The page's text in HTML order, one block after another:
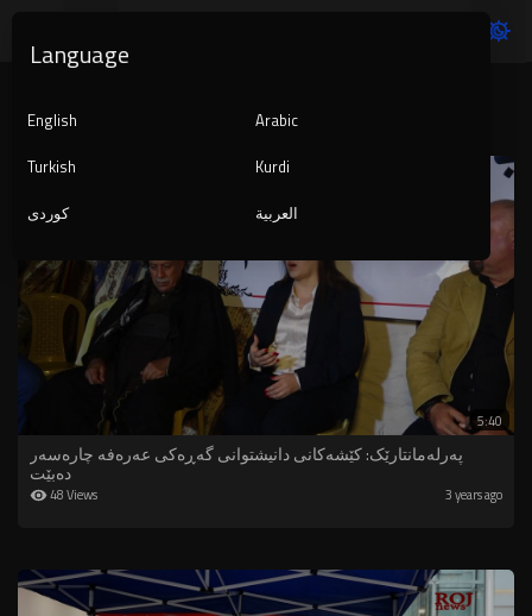
Latest videos
5:40
پەرلەمانتارێک: کێشەکانی دانیشتوانی گەڕەکی عەرەفە چارەسەر
دەبێت
48 Views 3 years ago
Language
English
Arabic
Turkish
Kurdi
کوردی
العربية